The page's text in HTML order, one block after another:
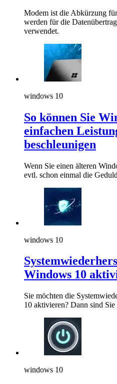
Modem ist die Abkürzung
werden für die
verwendet.
windows 10
So können Sie
einfachen
beschleunigen
Wenn Sie einen älteren
evtl. schon einmal die
windows 10
Windows 10
Sie möchten die
10 aktivieren? Dann sind
windows 10